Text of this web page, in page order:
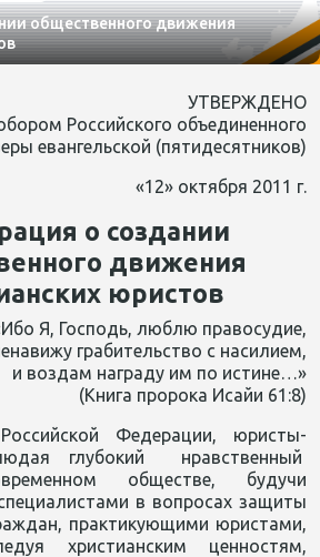
общественного движения
УТВЕРЖДЕНО
Российского объединенного
евангельской (пятидесятников)
«12» октября 2011 г.
о создании
движения
юристов
Я, Господь, люблю правосудие,
грабительство с насилием,
и воздам награду им по истине…»
(Книга пророка Исайи 61:8)
Федерации, юристы-
глубокий нравственный
обществе, будучи
в вопросах защиты
практикующими юристами,
христианским ценностям,